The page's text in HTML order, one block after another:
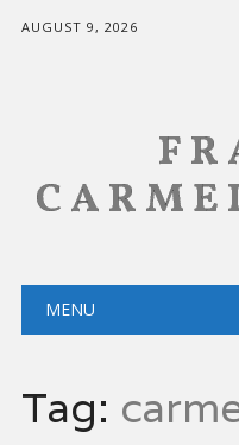
AUGUST 9, 2026
Main menu
MENU
Tag: